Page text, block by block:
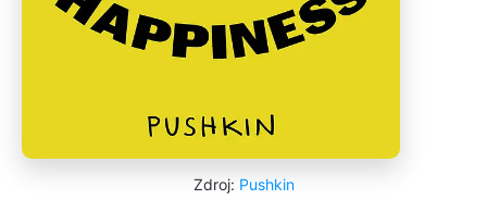
Zdroj: Pushkin